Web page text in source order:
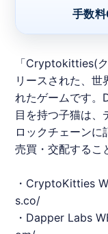
手数
「​Cryptokitties(
リースされた、世
れたゲームです。
目を持つ子猫は
ロックチェーンに
売買・交配するこ
・​CryptoKitties
s.co/
・Dapper Labs